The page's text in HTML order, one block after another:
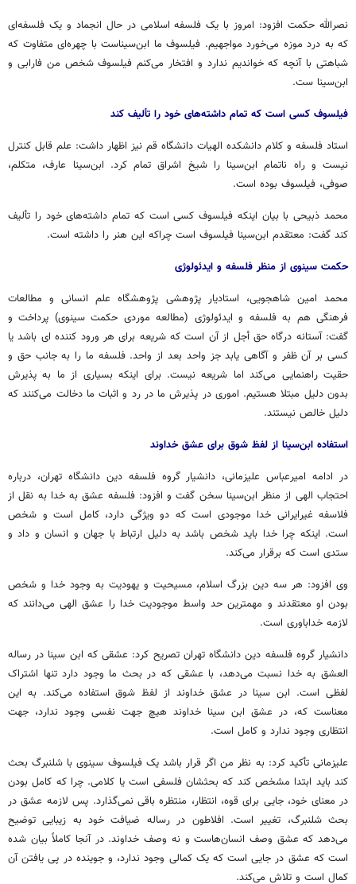
نصرالله حکمت افزود: امروز با یک فلسفه اسلامی در حال انجماد و یک فلسفه‌ای
که به درد موزه می‌خورد مواجهیم. فیلسوف ما ابن‌سیناست با چهره‌ای متفاوت که
شباهتی با آنچه که خواندیم ندارد و افتخار می‌کنم فیلسوف شخص من فارابی و
ابن‌سینا ست.
فیلسوف کسی است که تمام داشته‌های خود را تألیف کند
استاد فلسفه و کلام دانشکده الهیات دانشگاه قم نیز اظهار داشت: علم قابل کنترل
نیست و راه ناتمام ابن‌سینا را شیخ اشراق تمام کرد. ابن‌سینا عارف، متکلم‌،
صوفی، فیلسوف بوده است.
محمد ذبیحی با بیان اینکه فیلسوف کسی است که تمام داشته‌های خود را تألیف
کند گفت: معتقدم ابن‌سینا فیلسوف است چراکه این هنر را داشته است.
حکمت سینوی از منظر فلسفه و ایدئولوژی
محمد امین شاهجویی، استادیار پژوهشی پژوهشگاه علم انسانی و مطالعات
فرهنگی هم به فلسفه و ایدئولوژی (مطالعه موردی حکمت سینوی) پرداخت و
گفت: آستانه درگاه حق أجل از آن است که شریعه برای هر ورود کننده ای باشد یا
کسی بر آن ظفر و آگاهی یابد جز واحد بعد از واحد. فلسفه ما را به جانب حق و
حقیت راهنمایی می‌کند اما شریعه نیست. برای اینکه بسیاری از ما به پذیرش
بدون دلیل مبتلا هستیم. اموری در پذیرش ما در رد و اثبات ما دخالت می‌کنند که
دلیل خالص نیستند.
استفاده ابن‌سینا از لفظ شوق برای عشق خداوند
در ادامه امیرعباس علیزمانی، دانشیار گروه فلسفه دین دانشگاه تهران، درباره
احتجاب الهی از منظر ابن‌سینا سخن گفت و افزود: فلسفه عشق به خدا به نقل از
فلاسفه غیرایرانی خدا موجودی است که دو ویژگی دارد، کامل است و شخص
است. اینکه چرا خدا باید شخص باشد به دلیل ارتباط با جهان و انسان و داد و
ستدی است که برقرار می‌کند.
وی افزود: هر سه دین بزرگ اسلام، مسیحیت و یهودیت به وجود خدا و شخص
بودن او معتقدند و مهمترین حد واسط موجودیت خدا را عشق الهی می‌دانند که
لازمه خداباوری است.
دانشیار گروه فلسفه دین دانشگاه تهران تصریح کرد: عشقی که ابن سینا در رساله
العشق به خدا نسبت می‌دهد، با عشقی که در بحث ما وجود دارد تنها اشتراک
لفظی است. ابن سینا در عشق خداوند از لفظ شوق استفاده می‌کند. به این
معناست که، در عشق ابن سینا خداوند هیچ جهت نفسی وجود ندارد، جهت
انتظاری وجود ندارد و کامل است.
علیزمانی تأکید کرد: به نظر من اگر قرار باشد یک فیلسوف سینوی با شلنبرگ بحث
کند باید ابتدا مشخص کند که بحثشان فلسفی است یا کلامی. چرا که کامل بودن
در معنای خود، جایی برای قوه، انتظار، منتظره باقی نمی‌گذارد. پس لازمه عشق در
بحث شلنبرگ، تغییر است. افلاطون در رساله ضیافت خود به زیبایی توضیح
می‌دهد که عشق وصف انسان‌هاست و نه وصف خداوند. در آنجا کاملاً بیان شده
است که عشق در جایی است که یک کمالی وجود ندارد، و جوینده در پی یافتن آن
کمال است و تلاش می‌کند.